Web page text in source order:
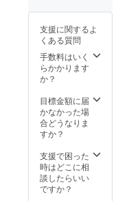
媛県
内】今
治市、
四国中
央市、
西条
宇和島
市 【過
去の実
外】山
口県、
沖縄県
・ 日
験イベ
や、中
高生に
よる小
学生向
ショッ
プ講座
となり
催場所
につい
ては、
愛媛県
ラム形
ワーク
ショッ
プ講座
となり
ます。
たこど
も向け
のイベ
ント
想の街
でよの
なかの
仕組み
500円と
いま
す。
・ 大
人向け
のイベ
は、シ
ティズ
ンシッ
プ（主
教育・
SDGs・
子ども
の権利
て、バ
告の形
で紹介
させて
いただ
きま
（希望
者・
2021年
8月31日
▼リ
ターン
のイベ
ント券
15セッ
新しい
古民家
に設置
予定の
「メッ
ボード
（仮）
」にお
名前や
セージ
を掲載
（希望
者）
支援に関するよ
くある質問
手数料はいく
らかかります
か？
目標金額に届
かなかった場
合どうなりま
すか？
支援で困った
時はどこに相
談したらいい
ですか？